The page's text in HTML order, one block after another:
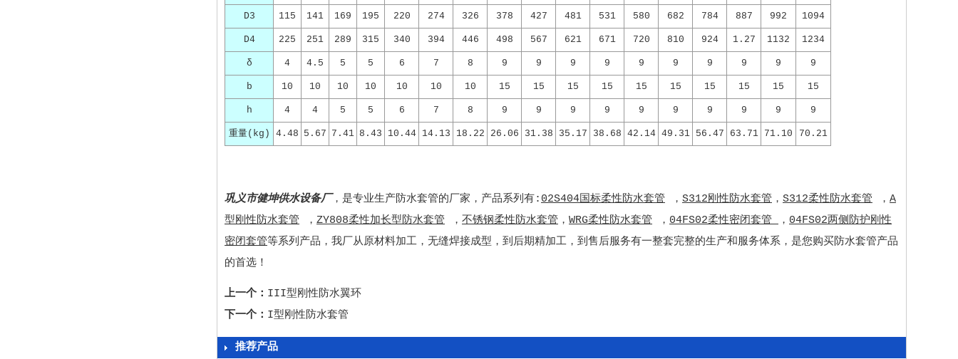
D3 115 141 169 195 220 274 326 378 427 481 531 580 682 784 887 992 1094
D4 225 251 289 315 340 394 446 498 567 621 671 720 810 924 1.27 1132 1234
δ 4 4.5 5 5 6 7 8 9 9 9 9 9 9 9 9 9 9
b 10 10 10 10 10 10 10 15 15 15 15 15 15 15 15 15 15
h 4 4 5 5 6 7 8 9 9 9 9 9 9 9 9 9 9
重量(kg) 4.48 5.67 7.41 8.43 10.44 14.13 18.22 26.06 31.38 35.17 38.68 42.14 49.31 56.47 63.71 71.10 70.21
巩义市健坤供水设备厂 ，是专业生产防水套管的厂家，产品系列有: 02S404国标柔性防水套管 ， S312刚性防水套管 ， S312柔性防水套管 ， A
型刚性防水套管 ， ZY808柔性加长型防水套管 ， 不锈钢柔性防水套管 ， WRG柔性防水套管 ， 04FS02柔性密闭套管 ， 04FS02两侧防护刚性
密闭套管等系列产品，我厂从原材料加工，无缝焊接成型，到后期精加工，到售后服务有一整套完整的生产和服务体系，是您购买防水套管产品
的首选！
上一个： III型刚性防水翼环
下一个： I型刚性防水套管
推荐产品